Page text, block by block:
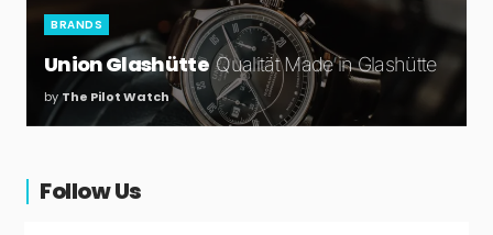
BRANDS
Union Glashütte Qualität Made in Glashütte
by The Pilot Watch
Follow Us